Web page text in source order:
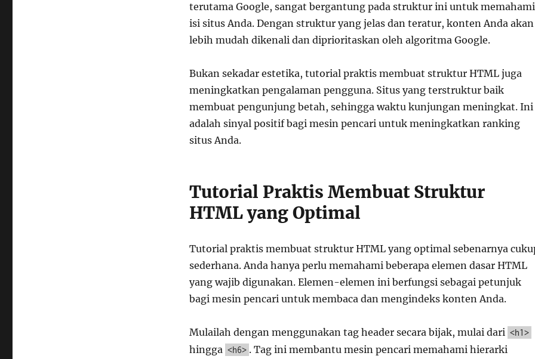
terutama Google, sangat bergantung pada struktur ini untuk memahami
isi situs Anda. Dengan struktur yang jelas dan teratur, konten Anda akan
lebih mudah dikenali dan diprioritaskan oleh algoritma Google.
Bukan sekadar estetika, tutorial praktis membuat struktur HTML juga
meningkatkan pengalaman pengguna. Situs yang terstruktur baik
membuat pengunjung betah, sehingga waktu kunjungan meningkat. Ini
adalah sinyal positif bagi mesin pencari untuk meningkatkan ranking
situs Anda.
Tutorial Praktis Membuat Struktur
HTML yang Optimal
Tutorial praktis membuat struktur HTML yang optimal sebenarnya
sederhana. Anda hanya perlu memahami beberapa elemen dasar HTML
yang wajib digunakan. Elemen-elemen ini berfungsi sebagai petunjuk
bagi mesin pencari untuk membaca dan mengindeks konten Anda.
Mulailah dengan menggunakan tag header secara bijak, mulai dari <h1>
hingga <h6> . Tag ini membantu mesin pencari memahami hierarki